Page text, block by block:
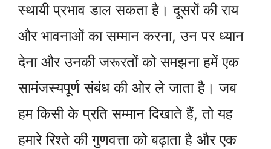
स्थायी प्रभाव डाल सकता है। दूसरों की राय
और भावनाओं का सम्मान करना, उन पर ध्यान
देना और उनकी जरूरतों को समझना हमें एक
सामंजस्यपूर्ण संबंध की ओर ले जाता है। जब
हम किसी के प्रति सम्मान दिखाते हैं, तो यह
हमारे रिश्ते की गुणवत्ता को बढ़ाता है और एक